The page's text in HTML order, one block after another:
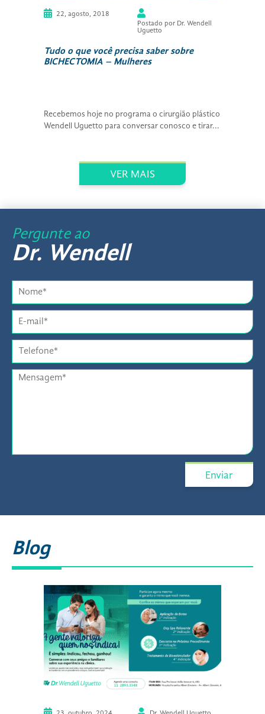
22, agosto, 2018
Postado por Dr. Wendell
Uguetto
Tudo o que você precisa saber sobre
BICHECTOMIA – Mulheres
Recebemos hoje no programa o cirurgião plástico
Wendell Uguetto para conversar conosco e tirar...
VER MAIS
Pergunte ao
Dr. Wendell
Blog